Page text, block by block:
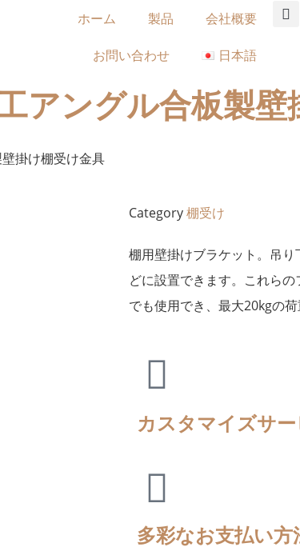
ホーム 製品 会社概要
お問い合わせ 日本語
アングル合板製壁
掛け棚受け金具
Category棚受け
棚用壁掛けブラケット。吊
どに設置できます。これら
でも使用でき、最大20kgの
カスタマイズサー
多彩なお支払い方